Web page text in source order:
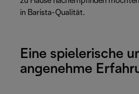
in Barista-Qualität.
Eine spielerische
angenehme